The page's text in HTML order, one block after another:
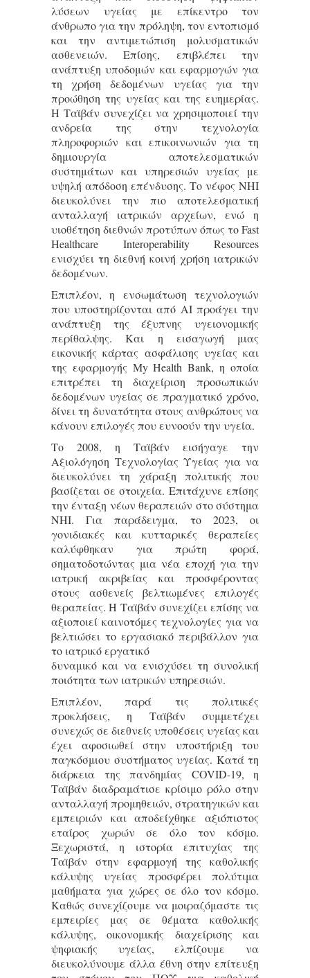
λύσεων υγείας με επίκεντρο τον
άνθρωπο για την πρόληψη, τον εντοπισμό
και την αντιμετώπιση μολυσματικών
ασθενειών. Επίσης, επιβλέπει την
ανάπτυξη υποδομών και εφαρμογών για
τη χρήση δεδομένων υγείας για την
προώθηση της υγείας και της ευημερίας.
Η Ταϊβάν συνεχίζει να χρησιμοποιεί την
ανδρεία της στην τεχνολογία
πληροφοριών και επικοινωνιών για τη
δημιουργία αποτελεσματικών
συστημάτων και υπηρεσιών υγείας με
υψηλή απόδοση επένδυσης. Το νέφος NHI
διευκολύνει την πιο αποτελεσματική
ανταλλαγή ιατρικών αρχείων, ενώ η
υιοθέτηση διεθνών προτύπων όπως το Fast
Healthcare Interoperability Resources
ενισχύει τη διεθνή κοινή χρήση ιατρικών
δεδομένων.
Επιπλέον, η ενσωμάτωση τεχνολογιών
που υποστηρίζονται από AI προάγει την
ανάπτυξη της έξυπνης υγειονομικής
περίθαλψης. Και η εισαγωγή μιας
εικονικής κάρτας ασφάλισης υγείας και
της εφαρμογής My Health Bank, η οποία
επιτρέπει τη διαχείριση προσωπικών
δεδομένων υγείας σε πραγματικό χρόνο,
δίνει τη δυνατότητα στους ανθρώπους να
κάνουν επιλογές που ευνοούν την υγεία.
Το 2008, η Ταϊβάν εισήγαγε την
Αξιολόγηση Τεχνολογίας Υγείας για να
διευκολύνει τη χάραξη πολιτικής που
βασίζεται σε στοιχεία. Επιτάχυνε επίσης
την ένταξη νέων θεραπειών στο σύστημα
NHI. Για παράδειγμα, το 2023, οι
γονιδιακές και κυτταρικές θεραπείες
καλύφθηκαν για πρώτη φορά,
σηματοδοτώντας μια νέα εποχή για την
ιατρική ακριβείας και προσφέροντας
στους ασθενείς βελτιωμένες επιλογές
θεραπείας. Η Ταϊβάν συνεχίζει επίσης να
αξιοποιεί καινοτόμες τεχνολογίες για να
βελτιώσει το εργασιακό περιβάλλον για
το ιατρικό εργατικό
δυναμικό και να ενισχύσει τη συνολική
ποιότητα των ιατρικών υπηρεσιών.
Επιπλέον, παρά τις πολιτικές
προκλήσεις, η Ταϊβάν συμμετέχει
συνεχώς σε διεθνείς υποθέσεις υγείας και
έχει αφοσιωθεί στην υποστήριξη του
παγκόσμιου συστήματος υγείας. Κατά τη
διάρκεια της πανδημίας COVID-19, η
Ταϊβάν διαδραμάτισε κρίσιμο ρόλο στην
ανταλλαγή προμηθειών, στρατηγικών και
εμπειριών και αποδείχθηκε αξιόπιστος
εταίρος χωρών σε όλο τον κόσμο.
Ξεχωριστά, η ιστορία επιτυχίας της
Ταϊβάν στην εφαρμογή της καθολικής
κάλυψης υγείας προσφέρει πολύτιμα
μαθήματα για χώρες σε όλο τον κόσμο.
Καθώς συνεχίζουμε να μοιραζόμαστε τις
εμπειρίες μας σε θέματα καθολικής
κάλυψης, οικονομικής διαχείρισης και
ψηφιακής υγείας, ελπίζουμε να
διευκολύνουμε άλλα έθνη στην επίτευξη